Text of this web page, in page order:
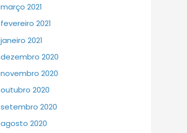
março 2021
fevereiro 2021
janeiro 2021
dezembro 2020
novembro 2020
outubro 2020
setembro 2020
agosto 2020